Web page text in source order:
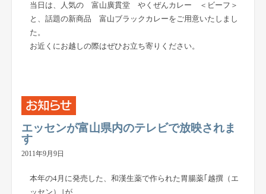
当日は、人気の 富山廣貫堂 やくぜんカレー ＜ビーフ＞
と、話題の新商品 富山ブラックカレーをご用意いたしまし
た。
お近くにお越しの際はぜひお立ち寄りください。
エッセンが富山県内のテレビで放映されま
す
2011年9月9日
本年の4月に発売した、和漢生薬で作られた胃腸薬｢越撰（エ
ッセン）｣が